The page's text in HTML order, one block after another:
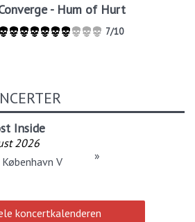
- Hum of Hurt
7/10
Inside
2026
V
»
koncertkalenderen